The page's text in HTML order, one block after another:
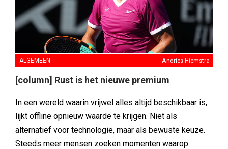
ALGEMEEN Andries Hiemstra
[column] Rust is het nieuwe premium
In een wereld waarin vrijwel alles altijd beschikbaar is,
lijkt offline opnieuw waarde te krijgen. Niet als
alternatief voor technologie, maar als bewuste keuze.
Steeds meer mensen zoeken momenten waarop